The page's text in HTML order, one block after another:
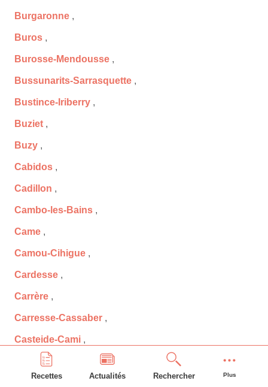
Recettes Actualités Rechercher Plus
Burgaronne ,
Buros ,
Burosse-Mendousse ,
Bussunarits-Sarrasquette ,
Bustince-Iriberry ,
Buziet ,
Buzy ,
Cabidos ,
Cadillon ,
Cambo-les-Bains ,
Came ,
Camou-Cihigue ,
Cardesse ,
Carrère ,
Carresse-Cassaber ,
Casteide-Cami ,
Casteide-Candau